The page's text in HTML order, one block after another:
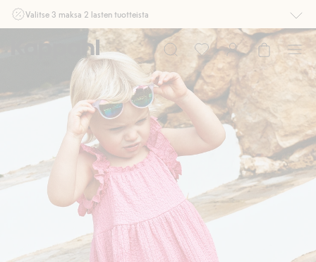
Valitse 3 maksa 2 lasten tuotteista
Ei Newbie. Ostaessasi 2 tuotetta tai enemmän. Voimassa 3-16.8. asti
myymälässä ja verkossa. Ei voi yhdistää muihin alennuksiin tai tarjouksiin.
Osta nyt